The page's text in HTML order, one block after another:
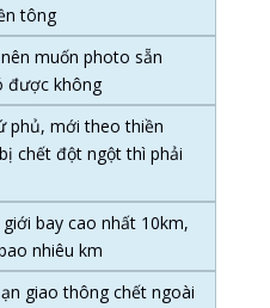
tông
muốn photo sẵn
được không
phủ, mới theo thiền
chết đột ngột thì phải
bay cao nhất 10km,
nhiêu km
giao thông chết ngoài